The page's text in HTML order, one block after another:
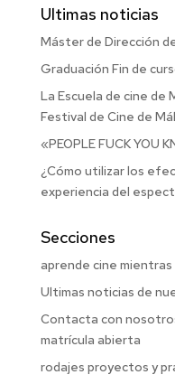
Ultimas noticias
Máster de Dirección
Graduación Fin de
La Escuela de cine de
Festival de Cine de
«PEOPLE FUCK YOU
¿Cómo utilizar los
experiencia del
Secciones
aprende cine
Ultimas noticias de
Contacta con
matrícula abierta
rodajes proyectos y